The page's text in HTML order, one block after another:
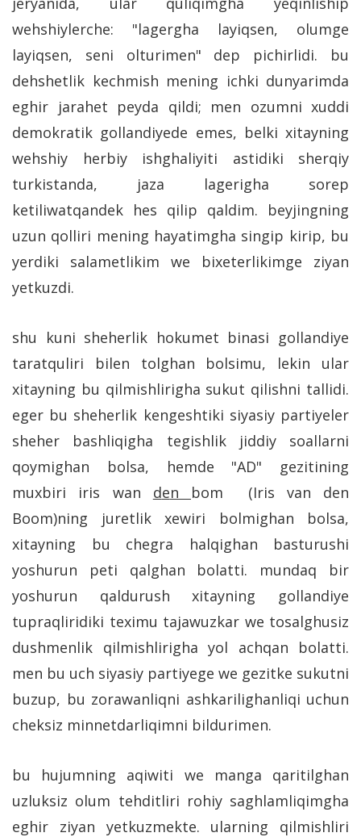
wehshiylerche: "lagergha layiqsen, olumge
layiqsen, seni olturimen" dep pichirlidi. bu
dehshetlik kechmish mening ichki dunyarimda
eghir jarahet peyda qildi; men ozumni xuddi
demokratik gollandiyede emes, belki xitayning
wehshiy herbiy ishghaliyiti astidiki sherqiy
turkistanda, jaza lagerigha sorep
ketiliwatqandek hes qilip qaldim. beyjingning
uzun qolliri mening hayatimgha singip kirip, bu
yerdiki salametlikim we bixeterlikimge ziyan
yetkuzdi.
shu kuni sheherlik hokumet binasi gollandiye
taratquliri bilen tolghan bolsimu, lekin ular
xitayning bu qilmishlirigha sukut qilishni tallidi.
eger bu sheherlik kengeshtiki siyasiy partiyeler
sheher bashliqigha tegishlik jiddiy soallarni
qoymighan bolsa, hemde "AD" gezitining
muxbiri iris wan den bom (Iris van den
Boom)ning juretlik xewiri bolmighan bolsa,
xitayning bu chegra halqighan basturushi
yoshurun peti qalghan bolatti. mundaq bir
yoshurun qaldurush xitayning gollandiye
tupraqliridiki teximu tajawuzkar we tosalghusiz
dushmenlik qilmishlirigha yol achqan bolatti.
men bu uch siyasiy partiyege we gezitke sukutni
buzup, bu zorawanliqni ashkarilighanliqi uchun
cheksiz minnetdarliqimni bildurimen.
bu hujumning aqiwiti we manga qaritilghan
uzluksiz olum tehditliri rohiy saghlamliqimgha
eghir ziyan yetkuzmekte. ularning qilmishliri